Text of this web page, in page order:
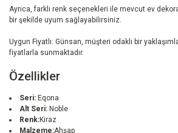
Ayrıca, farklı renk seçenekleri ile mevcut ev
bir şekilde uyum sağlayabilirsiniz.
Uygun Fiyatlı: Günsan, müşteri odaklı bir
fiyatlarla sunmaktadır.
Özellikler
Seri: Eqona
Alt Seri: Noble
Renk:Kiraz
Malzeme:Ahşap